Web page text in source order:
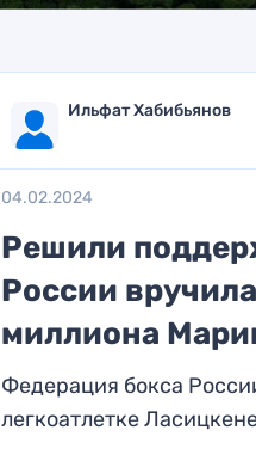
Ильфат Хабибьянов
04.02.2024
Решили
России
миллиона
Федерация бокса
легкоатлетке